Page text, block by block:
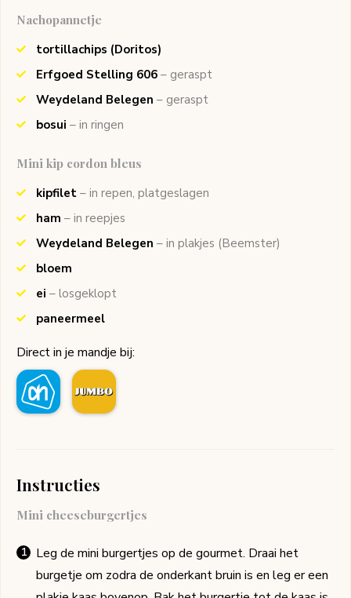
Nachopannetje
tortillachips (Doritos)
Erfgoed Stelling 606 – geraspt
Weydeland Belegen – geraspt
bosui – in ringen
Mini kip cordon bleus
kipfilet – in repen, platgeslagen
ham – in reepjes
Weydeland Belegen – in plakjes (Beemster)
bloem
ei – losgeklopt
paneermeel
Direct in je mandje bij:
Instructies
Mini cheeseburgertjes
Leg de mini burgertjes op de gourmet. Draai het
burgetje om zodra de onderkant bruin is en leg er een